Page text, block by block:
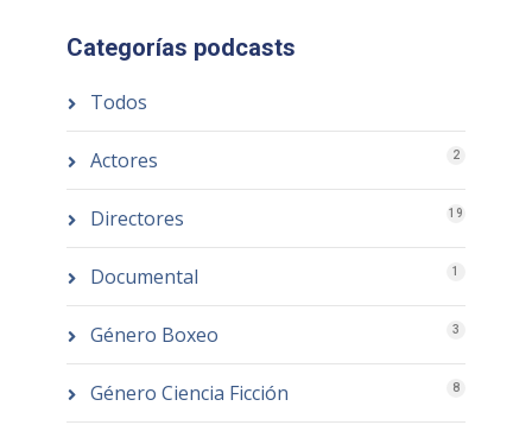
Categorías podcasts
Todos
Actores 2
Directores 19
Documental 1
Género Boxeo 3
Género Ciencia Ficción 8